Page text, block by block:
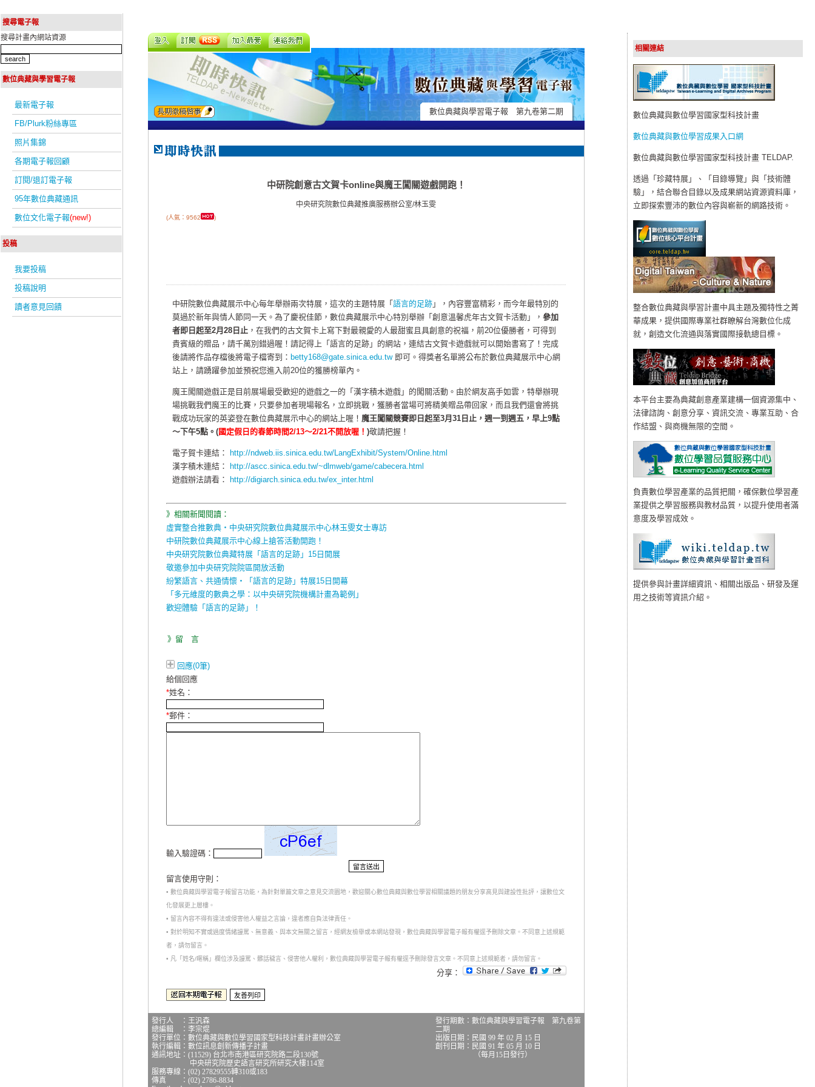
搜尋電子報
搜尋計畫內網站資源
數位典藏與學習電子報
最新電子報
FB/Plurk粉絲專區
照片集錦
各期電子報回顧
訂閱/退訂電子報
95年數位典藏通訊
數位文化電子報(new!)
投稿
我要投稿
投稿說明
讀者意見回饋
相關連結
數位典藏與數位學習國家型科技計畫
數位典藏與數位學習成果入口網
數位典藏與數位學習國家型科技計畫 TELDAP.
透過「珍藏特展」、「目錄導覽」與「技術體
驗」，結合聯合目錄以及成果網站資源資料庫，
立即探索豐沛的數位內容與嶄新的網路技術。
整合數位典藏與學習計畫中具主題及獨特性之菁
華成果，提供國際專業社群瞭解台灣數位化成
就，創造文化流通與落實國際接軌總目標。
本平台主要為典藏創意產業建構一個資源集中、
法律諮詢、創意分享、資訊交流、專業互助、合
作結盟、與商機無限的空間。
負責數位學習產業的品質把關，確保數位學習產
業提供之學習服務與教材品質，以提升使用者滿
意度及學習成效。
提供參與計畫詳細資訊、相關出版品、研發及運
用之技術等資訊介紹。
數位典藏與學習電子報 第九卷第二期
中研院創意古文賀卡online與魔王闖關遊戲開跑！
中央研究院數位典藏推廣服務辦公室/林玉雯
(人氣：9562 )
中研院數位典藏展示中心每年舉辦兩次特展，這次的主題特展「 語言的足跡」，內容豐富精彩，而今年最特別的
莫過於新年與情人節同一天。為了慶祝佳節，數位典藏展示中心特別舉辦「創意溫馨虎年古文賀卡活動」， 參加
者即日起至2月28日止，在我們的古文賀卡上寫下對最親愛的人最甜蜜且具創意的祝福，前20位優勝者，可得到
貴賓級的贈品，請千萬別錯過喔！請記得上「語言的足跡」的網站，連結古文賀卡遊戲就可以開始書寫了！完成
後請將作品存檔後將電子檔寄到： betty168@gate.sinica.edu.tw即可。得獎者名單將公布於數位典藏展示中心網
站上，請踴躍參加並預祝您進入前20位的獲勝榜單內。
魔王闖關遊戲正是目前展場最受歡迎的遊戲之一的「漢字積木遊戲」的闖關活動。由於網友高手如雲，特舉辦現
場挑戰我們魔王的比賽，只要參加者現場報名，立即挑戰，獲勝者當場可將精美贈品帶回家，而且我們還會將挑
戰成功玩家的英姿登在數位典藏展示中心的網站上喔！ 魔王闖關競賽即日起至3月31日止，週一到週五，早上9點
～下午5點。(國定假日的春節時間2/13～2/21不開放喔！ )敬請把握！
電子賀卡連結：
http://ndweb.iis.sinica.edu.tw/LangExhibit/System/Online.html
漢字積木連結：
http://ascc.sinica.edu.tw/~dlmweb/game/cabecera.html
遊戲辦法請看：
http://digiarch.sinica.edu.tw/ex_inter.html
》相關新聞閱讀：
虛實整合推數典‧中央研究院數位典藏展示中心林玉雯女士專訪
中研院數位典藏展示中心線上搶答活動開跑！
中央研究院數位典藏特展「語言的足跡」15日開展
敬邀參加中央研究院院區開放活動
紛繁語言、共通情懷‧「語言的足跡」特展15日開幕
「多元維度的數典之學：以中央研究院機構計畫為範例」
歡迎體驗「語言的足跡」！
》留 言
回應(0筆)
給個回應
*姓名：
*郵件：
輸入驗證碼：
留言使用守則：
• 數位典藏與學習電子報留言功能，為針對單篇文章之意見交流園地，歡迎關心數位典藏與數位學習相關議題的朋友分享高見與建設性批評，讓數位文
化發展更上層樓。
• 留言內容不得有違法或侵害他人權益之言論，違者應自負法律責任。
• 對於明知不實或過度情緒謾罵、無意義、與本文無關之留言，經網友檢舉或本網站發現，數位典藏與學習電子報有權逕予刪除文章。不同意上述規範
者，請勿留言。
• 凡「姓名/暱稱」欄位涉及謾罵、髒話穢言、侵害他人權利，數位典藏與學習電子報有權逕予刪除發言文章。不同意上述規範者，請勿留言。
分享：
發行人 ：王汎森
總編輯 ：李宗焜
發行單位：數位典藏與數位學習國家型科技計畫計畫辦公室
執行編輯：數位訊息創新傳播子計畫
通訊地址：(11529) 台北市南港區研究院路二段130號
中央研究院歷史語言研究所研究大樓114室
服務專線：(02) 27829555轉310或183
傳真 ：(02) 2786-8834
發行期數：數位典藏與學習電子報 第九卷第
二期
出版日期：民國 99 年 02 月 15 日
創刊日期：民國 91 年 05 月 10 日
（每月15日發行）